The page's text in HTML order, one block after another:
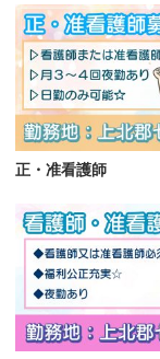
正・准看護師